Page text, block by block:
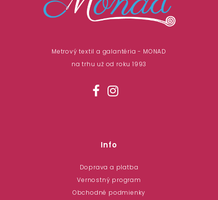
Metrový textil a galantéria - MONAD
na trhu už od roku 1993
Info
Doprava a platba
Vernostný program
Obchodné podmienky